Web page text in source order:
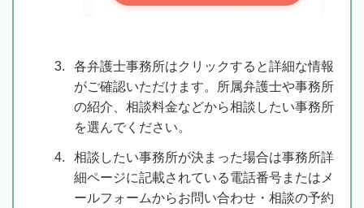
各弁護士事務所はクリックすると詳細な情報
がご確認いただけます。所属弁護士や事務所
の紹介、相談料金などから相談したい事務所
を選んでください。
相談したい事務所が決まった場合は事務所詳
細ページに記載されている電話番号またはメ
ールフォームからお問い合わせ・相談の予約